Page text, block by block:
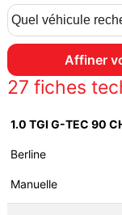
27 fiches
1.0 TGI G-TEC 90
Berline
Manuelle